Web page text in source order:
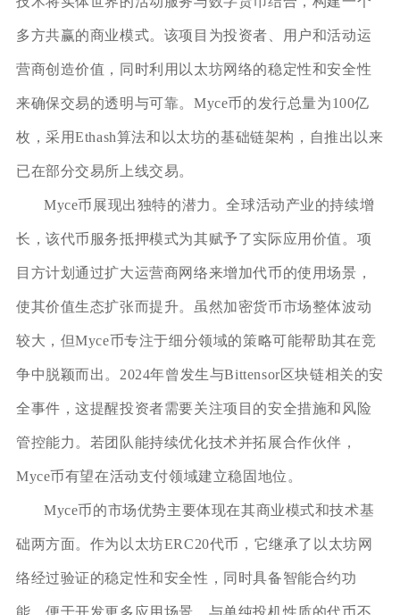
多方共赢的商业模式。该项目为投资者、用户和活动运
营商创造价值，同时利用以太坊网络的稳定性和安全性
来确保交易的透明与可靠。Myce币的发行总量为100亿
枚，采用Ethash算法和以太坊的基础链架构，自推出以来
已在部分交易所上线交易。
Myce币展现出独特的潜力。全球活动产业的持续增
长，该代币服务抵押模式为其赋予了实际应用价值。项
目方计划通过扩大运营商网络来增加代币的使用场景，
使其价值生态扩张而提升。虽然加密货币市场整体波动
较大，但Myce币专注于细分领域的策略可能帮助其在竞
争中脱颖而出。2024年曾发生与Bittensor区块链相关的安
全事件，这提醒投资者需要关注项目的安全措施和风险
管控能力。若团队能持续优化技术并拓展合作伙伴，
Myce币有望在活动支付领域建立稳固地位。
Myce币的市场优势主要体现在其商业模式和技术基
础两方面。作为以太坊ERC20代币，它继承了以太坊网
络经过验证的稳定性和安全性，同时具备智能合约功